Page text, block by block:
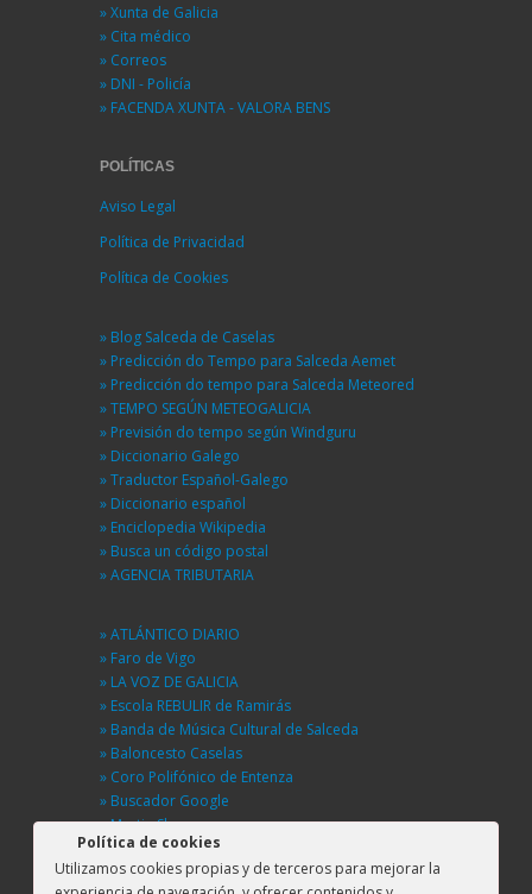
» Xunta de Galicia
» Cita médico
» Correos
» DNI - Policía
» FACENDA XUNTA - VALORA BENS
POLÍTICAS
Aviso Legal
Política de Privacidad
Política de Cookies
» Blog Salceda de Caselas
» Predicción do Tempo para Salceda Aemet
» Predicción do tempo para Salceda Meteored
» TEMPO SEGÚN METEOGALICIA
» Previsión do tempo según Windguru
» Diccionario Galego
» Traductor Español-Galego
» Diccionario español
» Enciclopedia Wikipedia
» Busca un código postal
» AGENCIA TRIBUTARIA
» ATLÁNTICO DIARIO
» Faro de Vigo
» LA VOZ DE GALICIA
» Escola REBULIR de Ramirás
» Banda de Música Cultural de Salceda
» Baloncesto Caselas
» Coro Polifónico de Entenza
» Buscador Google
» Martin Sheen
» BUSCA UNHA RÚA
» DGT
Política de cookies
Utilizamos cookies propias y de terceros para mejorar la